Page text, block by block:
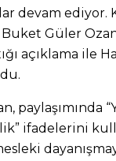
devam ediyor.
Güler
açıklama ile
paylaşımında
ifadelerini